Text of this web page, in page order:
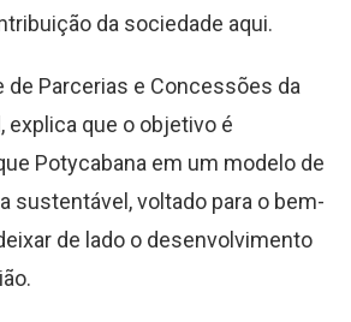
da sociedade aqui.
de Parcerias e Concessões da
explica que o objetivo é
Potycabana em um modelo de
sustentável, voltado para o bem-
de lado o desenvolvimento